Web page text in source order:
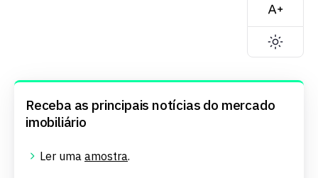
Receba as principais notícias do mercado
imobiliário
Ler uma amostra.